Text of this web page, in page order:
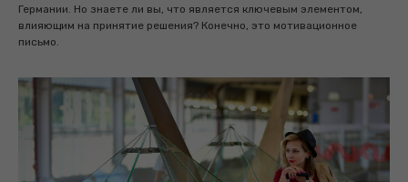
Германии. Но знаете ли вы, что является ключевым элементом,
влияющим на принятие решения? Конечно, это мотивационное
письмо.